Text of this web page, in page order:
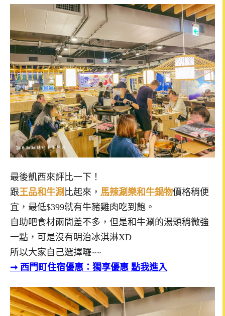
最後凱西來評比一下！
跟王品和牛涮 比起來， 馬辣涮樂和牛鍋物價格稍便
宜，最低$399就有牛豬雞肉吃到飽。
自助吧食材兩間差不多，但是和牛涮的湯頭稍微強
一點，可是沒有明治冰淇淋XD
所以大家自己選擇囉~~
➞ 西門町住宿優惠：獨享優惠 點我進入